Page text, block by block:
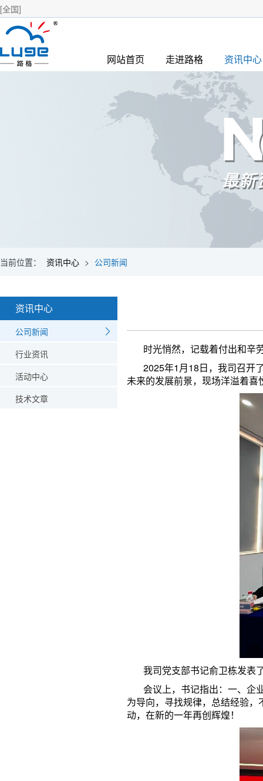
[全国]
网站首页 走进路格 资讯中心
当前位置： 资讯中心 > 公司新闻
资讯中心
公司新闻
行业资讯
活动中心
技术文章
时光悄然，记载着付出和辛
2025年1月18日，我司召开了
未来的发展前景，现场洋溢着喜
我司党支部书记俞卫栋发表
会议上，书记指出：一、企
为导向，寻找规律，总结经验
动，在新的一年再创辉煌！